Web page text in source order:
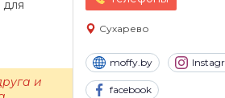
Сухарево
moffy.by
facebook
и